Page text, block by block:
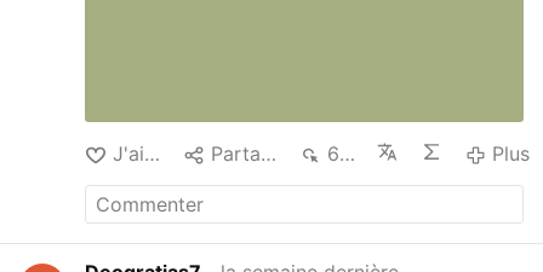
J'aime Partager 638 Plus